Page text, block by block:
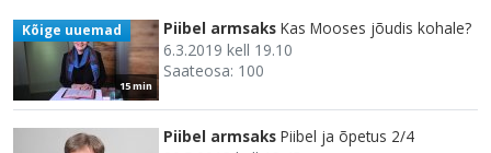
15 min
Kõige uuemad Piibel armsaks Kas Mooses jõudis kohale?
6.3.2019 kell 19.10
Saateosa: 100
Piibel armsaks Piibel ja õpetus 2/4